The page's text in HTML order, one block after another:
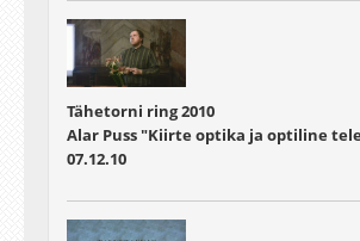
Tähetorni ring 2010
Alar Puss "Kiirte optika ja optiline
07.12.10